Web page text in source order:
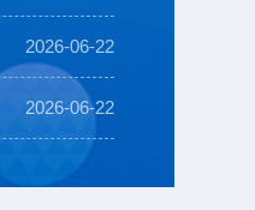
消防设施操作员 新规定解答 湖北省思特职业培训学校 注意啦！ 2026版消防设施操作员国家职业标准10月1日起施行！ 新旧政策相比有很大变化：最主要的是：不再分职业方向了，也就是不再区分监控操作方向和维护保养方向了，合二为一。第二个重大变化，要求必须经过培训，并且有培训时长要...
2026-06-22
2026-06-22